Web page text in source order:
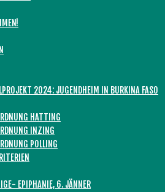
2024: JUGENDHEIM IN BURKINA FASO
HATTING
INZING
POLLING
EPIPHANIE, 6. JÄNNER